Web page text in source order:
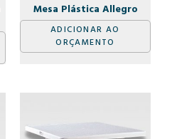
Mesa Plástica Allegro
ADICIONAR AO
ORÇAMENTO